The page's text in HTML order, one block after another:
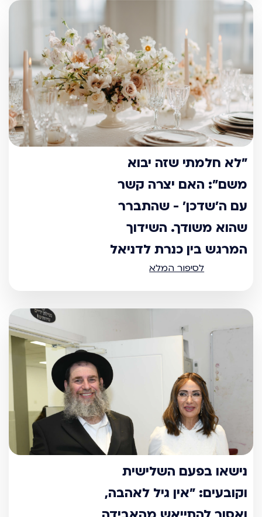
"לא חלמתי שזה יבוא
משם": האם יצרה קשר
עם ה'שדכן' - שהתברר
שהוא משודך. השידוך
המרגש בין כנרת לדניאל
לסיפור המלא
נישאו בפעם השלישית
וקובעים: "אין גיל לאהבה,